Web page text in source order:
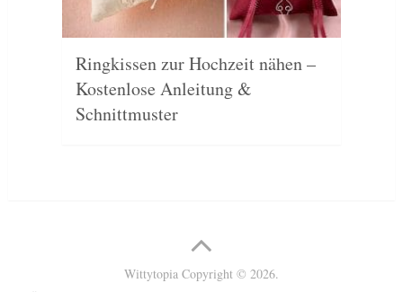
Ringkissen zur Hochzeit nähen –
Kostenlose Anleitung &
Schnittmuster
Wittytopia Copyright © 2026.